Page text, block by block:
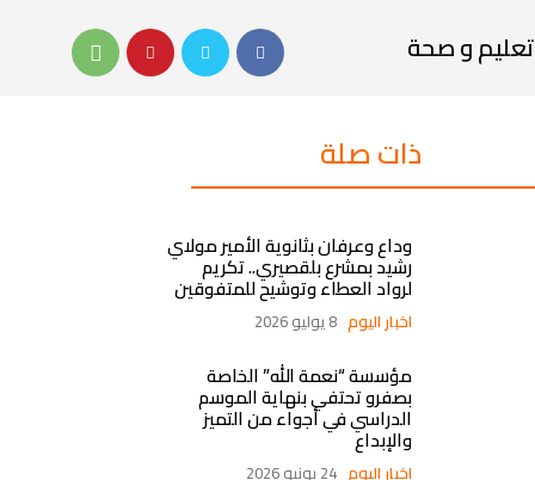
تعليم و صحة
ذات صلة
وداع وعرفان بثانوية الأمير مولاي
رشيد بمشرع بلقصيري.. تكريم
لرواد العطاء وتوشيح للمتفوقين
اخبار اليوم 8 يوليو 2026
مؤسسة “نعمة الله” الخاصة
بصفرو تحتفي بنهاية الموسم
الدراسي في أجواء من التميز
والإبداع
اخبار اليوم 24 يونيو 2026